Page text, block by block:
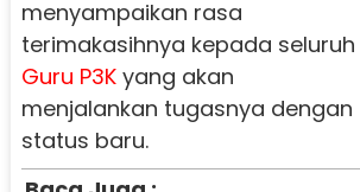
menyampaikan rasa
terimakasihnya kepada seluruh
Guru P3Kyang akan
menjalankan tugasnya dengan
status baru.